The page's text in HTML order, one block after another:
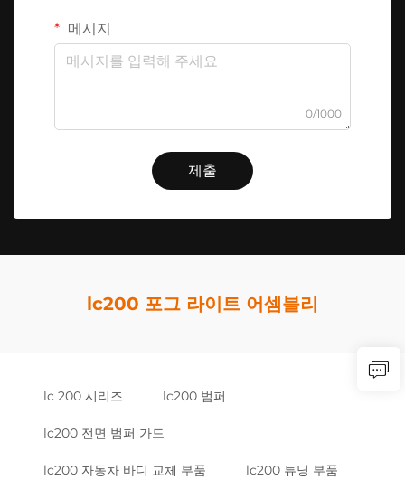
메시지
0/1000
제출
lc200 포그 라이트 어셈블리
lc 200 시리즈 lc200 범퍼
lc200 전면 범퍼 가드
lc200 자동차 바디 교체 부품 lc200 튜닝 부품